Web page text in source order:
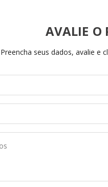
AVALIE
Preencha seus dados, avalie e